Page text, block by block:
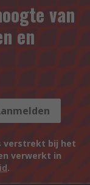
van
en
verstrekt bij het
verwerkt in
.